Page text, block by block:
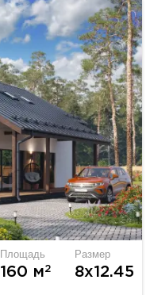
Площадь
160 м2
Размер
8х12.45